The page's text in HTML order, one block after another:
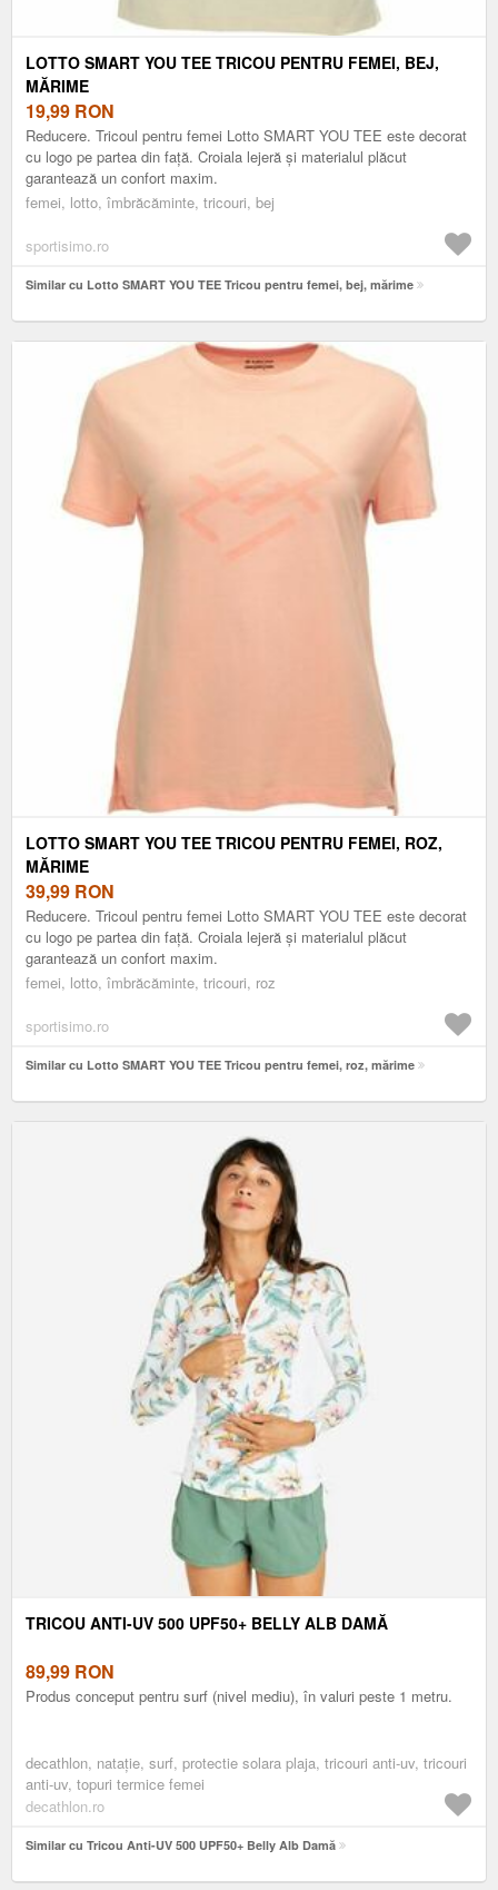
LOTTO SMART YOU TEE TRICOU PENTRU FEMEI, BEJ,
MĂRIME
19,99 RON
Reducere. Tricoul pentru femei Lotto SMART YOU TEE este decorat
cu logo pe partea din față. Croiala lejeră și materialul plăcut
garantează un confort maxim.
femei, lotto, îmbrăcăminte, tricouri, bej
sportisimo.ro
Similar cu Lotto SMART YOU TEE Tricou pentru femei, bej, mărime
LOTTO SMART YOU TEE TRICOU PENTRU FEMEI, ROZ,
MĂRIME
39,99 RON
Reducere. Tricoul pentru femei Lotto SMART YOU TEE este decorat
cu logo pe partea din față. Croiala lejeră și materialul plăcut
garantează un confort maxim.
femei, lotto, îmbrăcăminte, tricouri, roz
sportisimo.ro
Similar cu Lotto SMART YOU TEE Tricou pentru femei, roz, mărime
TRICOU ANTI-UV 500 UPF50+ BELLY ALB DAMĂ
89,99 RON
Produs conceput pentru surf (nivel mediu), în valuri peste 1 metru.
decathlon, nataţie, surf, protectie solara plaja, tricouri anti-uv, tricouri
anti-uv, topuri termice femei
decathlon.ro
Similar cu Tricou Anti-UV 500 UPF50+ Belly Alb Damă